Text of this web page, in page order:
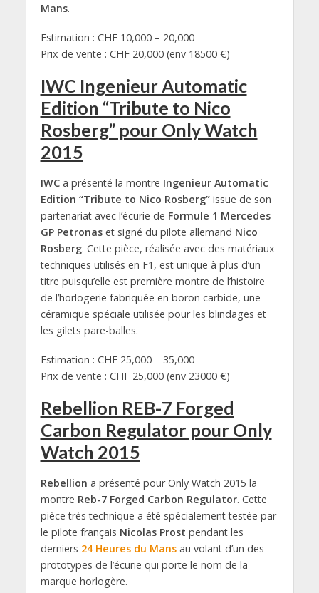
Mans.
Estimation : CHF 10,000 – 20,000
Prix de vente : CHF 20,000 (env 18500 €)
IWC Ingenieur Automatic
Edition “Tribute to Nico
Rosberg” pour Only Watch
2015
IWCa présenté la montre Ingenieur Automatic
Edition “Tribute to Nico Rosberg”issue de son
partenariat avec l’écurie de Formule 1 Mercedes
GP Petronaset signé du pilote allemand Nico
Rosberg. Cette pièce, réalisée avec des matériaux
techniques utilisés en F1, est unique à plus d’un
titre puisqu’elle est première montre de l’histoire
de l’horlogerie fabriquée en boron carbide, une
céramique spéciale utilisée pour les blindages et
les gilets pare-balles.
Estimation : CHF 25,000 – 35,000
Prix de vente : CHF 25,000 (env 23000 €)
Rebellion REB-7 Forged
Carbon Regulator pour Only
Watch 2015
Rebellion a présenté pour Only Watch 2015 la
montre Reb-7 Forged Carbon Regulator. Cette
pièce très technique a été spécialement testée par
le pilote français Nicolas Prost pendant les
derniers 24 Heures du Mansau volant d’un des
prototypes de l’écurie qui porte le nom de la
marque horlogère.